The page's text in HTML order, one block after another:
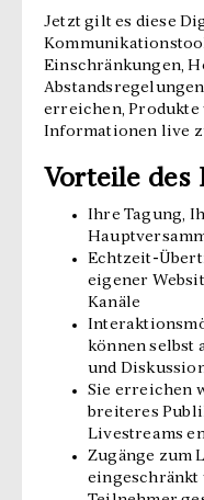
Jetzt gilt es diese
Einschränkungen,
erreichen,
Informationen live
Vorteile des
Ihre Tagung,
Echtzeit-
eigener
Kanäle
können selbst
und
Sie erreichen
breiteres
Livestreams
Zugänge zum
eingeschränkt